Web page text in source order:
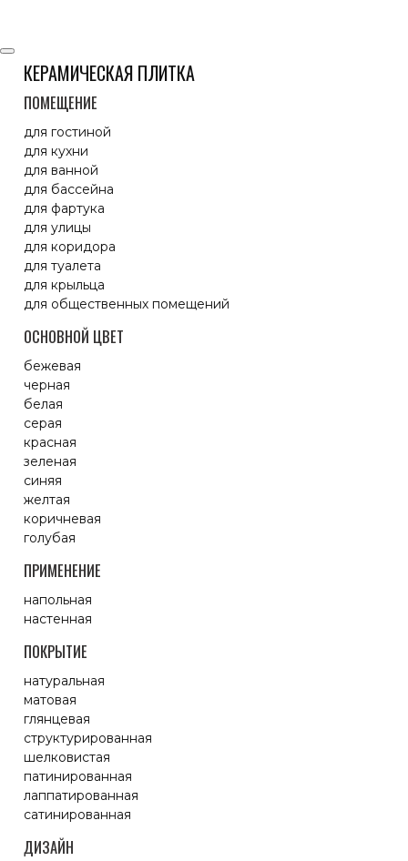
КЕРАМИЧЕСКАЯ ПЛИТКА
ПОМЕЩЕНИЕ
для гостиной
для кухни
для ванной
для бассейна
для фартука
для улицы
для коридора
для туалета
для крыльца
для общественных помещений
ОСНОВНОЙ ЦВЕТ
бежевая
черная
белая
серая
красная
зеленая
синяя
желтая
коричневая
голубая
ПРИМЕНЕНИЕ
напольная
настенная
ПОКРЫТИЕ
натуральная
матовая
глянцевая
структурированная
шелковистая
патинированная
лаппатированная
сатинированная
ДИЗАЙН